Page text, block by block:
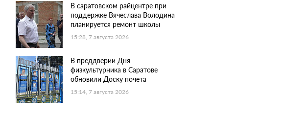
В саратовском райцентре при
поддержке Вячеслава Володина
планируется ремонт школы
15:28, 7 августа 2026
В преддверии Дня
физкультурника в Саратове
обновили Доску почета
15:14, 7 августа 2026